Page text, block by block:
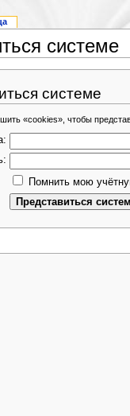
системе
системе
«cookies», чтобы
Помнить мою